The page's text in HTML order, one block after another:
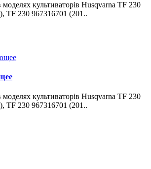
моделях культиваторів Husqvarna TF 230
TF 230 967316701 (201..
моделях культиваторів Husqvarna TF 230
TF 230 967316701 (201..